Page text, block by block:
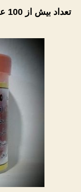
تعداد بیش از 100 عدد 7000 تومان